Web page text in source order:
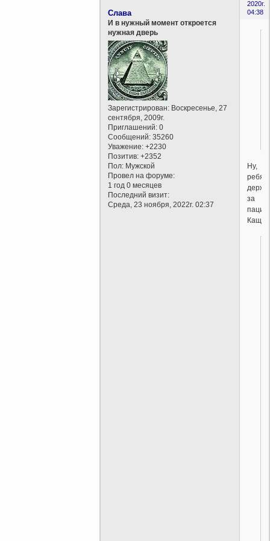
2020г.
04:38
Слава
И в нужный момент откроется
нужная дверь
Зарегистрирован: Воскресенье, 27
сентября, 2009г.
Приглашений: 0
Сообщений: 35260
Уважение: +2230
Позитив: +2352
Пол: Мужской
Провел на форуме:
1 год 0 месяцев
Последний визит:
Среда, 23 ноября, 2022г. 02:37
Ну,
за